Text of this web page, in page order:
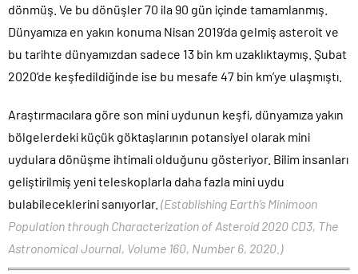
dönmüş. Ve bu dönüşler 70 ila 90 gün içinde tamamlanmış.
Dünyamıza en yakın konuma Nisan 2019’da gelmiş asteroit ve
bu tarihte dünyamızdan sadece 13 bin km uzaklıktaymış. Şubat
2020’de keşfedildiğinde ise bu mesafe 47 bin km’ye ulaşmıştı.
Araştırmacılara göre son mini uydunun keşfi, dünyamıza yakın
bölgelerdeki küçük göktaşlarının potansiyel olarak mini
uydulara dönüşme ihtimali olduğunu gösteriyor. Bilim insanları
geliştirilmiş yeni teleskoplarla daha fazla mini uydu
bulabileceklerini sanıyorlar. (Establishing Earth’s Minimoon
Population through Characterization of Asteroid 2020 CD3, The
Astronomical Journal, Volume 160, Number 6, 2020.)